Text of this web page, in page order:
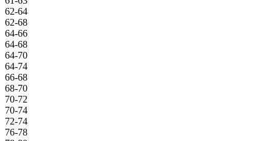
62-64
62-68
64-66
64-68
64-70
64-74
66-68
68-70
70-72
70-74
72-74
76-78